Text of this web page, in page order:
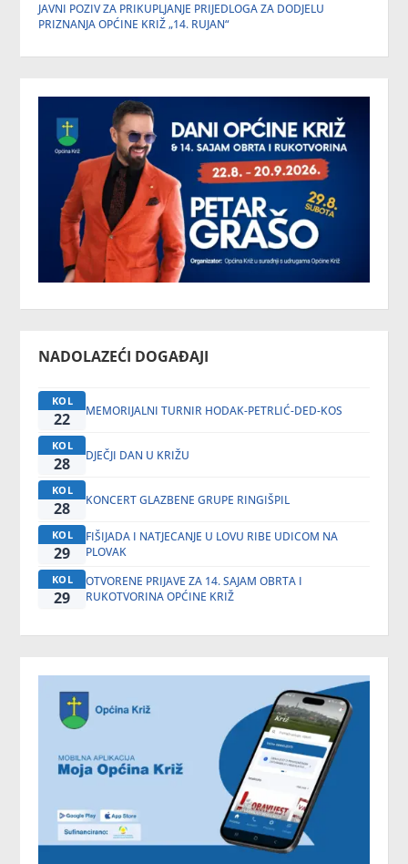
JAVNI POZIV ZA PRIKUPLJANJE PRIJEDLOGA ZA DODJELU
PRIZNANJA OPĆINE KRIŽ „14. RUJAN“
NADOLAZEĆI DOGAĐAJI
KOL
22 MEMORIJALNI TURNIR HODAK-PETRLIĆ-DED-KOS
KOL
28 DJEČJI DAN U KRIŽU
KOL
28 KONCERT GLAZBENE GRUPE RINGIŠPIL
KOL
29
FIŠIJADA I NATJECANJE U LOVU RIBE UDICOM NA
PLOVAK
KOL
29
OTVORENE PRIJAVE ZA 14. SAJAM OBRTA I
RUKOTVORINA OPĆINE KRIŽ